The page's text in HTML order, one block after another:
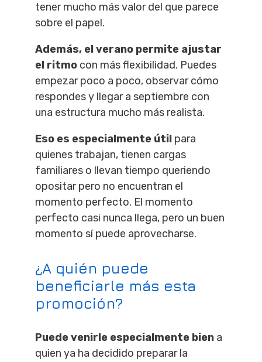
tener mucho más valor del que parece
sobre el papel.
Además, el verano permite ajustar
el ritmo con más flexibilidad. Puedes
empezar poco a poco, observar cómo
respondes y llegar a septiembre con
una estructura mucho más realista.
Eso es especialmente útil para
quienes trabajan, tienen cargas
familiares o llevan tiempo queriendo
opositar pero no encuentran el
momento perfecto. El momento
perfecto casi nunca llega, pero un buen
momento sí puede aprovecharse.
¿A quién puede
beneficiarle más esta
promoción?
Puede venirle especialmente bien a
quien ya ha decidido preparar la